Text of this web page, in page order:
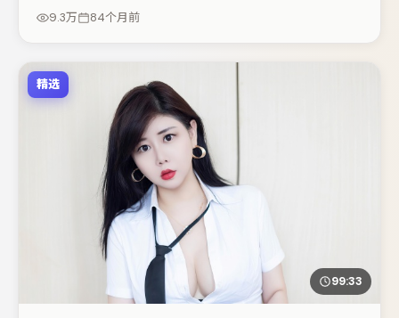
调剂（视场次而定）。整体完成度较高，适合周末一口气追
9.3万 84个月前
精选
99:33